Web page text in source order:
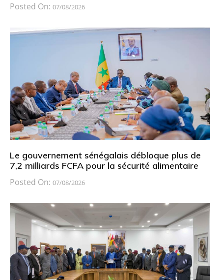
Posted On: 07/08/2026
Le gouvernement sénégalais débloque plus de
7,2 milliards FCFA pour la sécurité alimentaire
Posted On: 07/08/2026